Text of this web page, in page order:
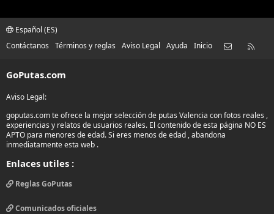
Español (ES)
Contáctanos
Términos y reglas Aviso Legal Ayuda Inicio
GoPutas.com
Aviso Legal:
goputas.com te ofrece la mejor selección de putas Valencia con fotos reales ,
experiencias y relatos de usuarios reales. El contenido de esta página NO ES
APTO para menores de edad. Si eres menos de edad , abandona
inmediatamente esta web .
Enlaces utiles :
Reglas GoPutas
Comunicados oficiales